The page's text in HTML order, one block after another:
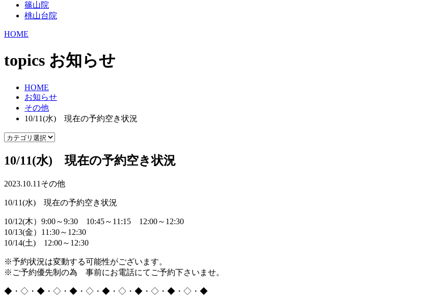
篠山院
桃山台院
HOME
topics お知らせ
HOME
お知らせ
その他
10/11(水) 現在の予約空き状況
10/11(水) 現在の予約空き状況
2023.10.11 その他
10/11(水) 現在の予約空き状況
10/12(木）9:00～9:30 10:45～11:15 12:00～12:30
10/13(金）11:30～12:30
10/14(土) 12:00～12:30
※予約状況は変動する可能性がございます。
※ご予約優先制の為 事前にお電話にてご予約下さいませ。
◆・◇・◆・◇・◆・◇・◆・◇・◆・◇・◆・◇・◆